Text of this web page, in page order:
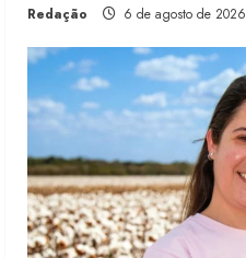
Redação 6 de agosto de 2026